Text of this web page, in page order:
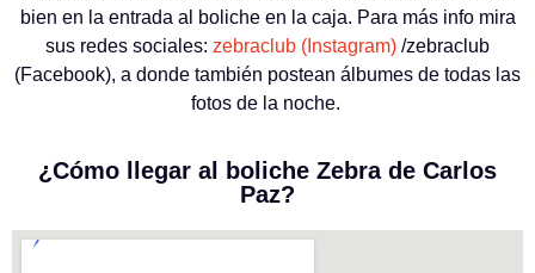
bien en la entrada al boliche en la caja. Para más info mira
sus redes sociales: zebraclub (Instagram) /zebraclub
(Facebook), a donde también postean álbumes de todas las
fotos de la noche.
¿Cómo llegar al boliche Zebra de Carlos
Paz?